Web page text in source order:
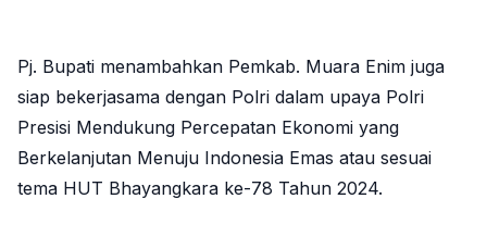
Pj. Bupati menambahkan Pemkab. Muara Enim juga
siap bekerjasama dengan Polri dalam upaya Polri
Presisi Mendukung Percepatan Ekonomi yang
Berkelanjutan Menuju Indonesia Emas atau sesuai
tema HUT Bhayangkara ke-78 Tahun 2024.